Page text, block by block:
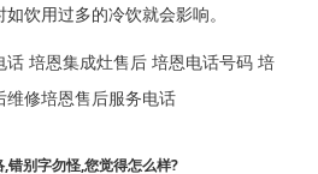
饮用过多的冷饮就会影响。
话 培恩集成灶售后 培恩电话号码 培
维修培恩售后服务电话
错别字勿怪,您觉得怎么样?